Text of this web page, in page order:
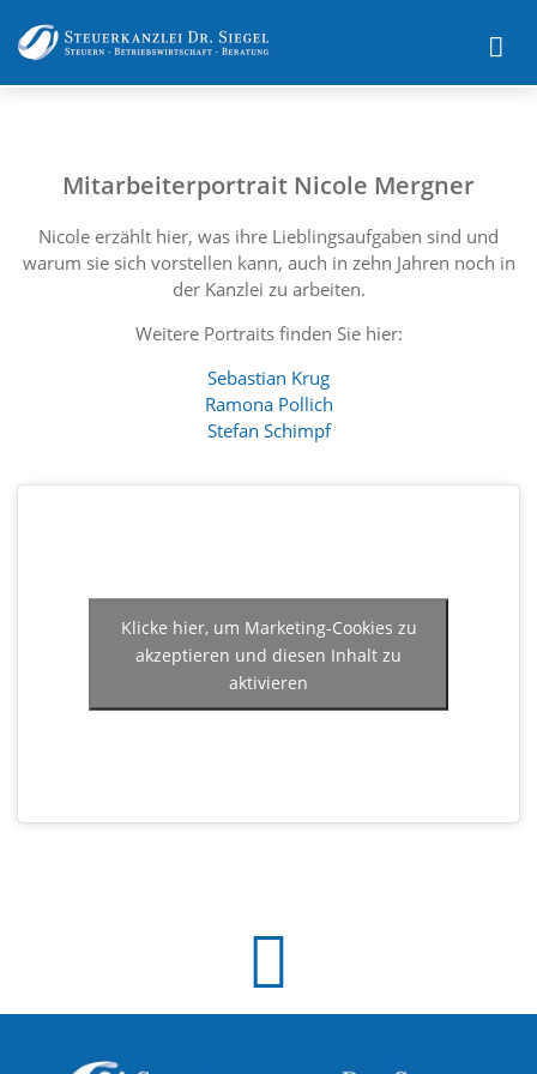
Klicke hier, um Marketing-Cookies zu
akzeptieren und diesen Inhalt zu
aktivieren
Mitarbeiterportrait Nicole Mergner
Nicole erzählt hier, was ihre Lieblingsaufgaben sind und
warum sie sich vorstellen kann, auch in zehn Jahren noch in
der Kanzlei zu arbeiten.
Weitere Portraits finden Sie hier:
Sebastian Krug
Ramona Pollich
Stefan Schimpf